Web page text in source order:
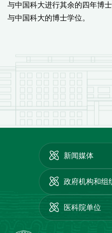
与中国科大进行其余的四年博
与中国科大的博士学位。
新闻媒体
政府机构和组
医科院单位